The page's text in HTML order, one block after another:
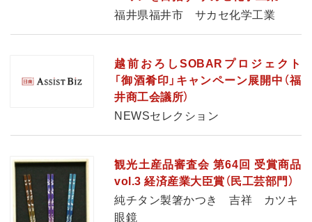
福井県福井市 サカセ化学工業
越前おろしSOBARプロジェクト
「御酒肴印」キャンペーン展開中（福
井商工会議所）
NEWSセレクション
観光土産品審査会 第64回 受賞商品
vol.3 経済産業大臣賞（民工芸部門）
純チタン製箸かつき 吉祥 カツキ
眼鏡